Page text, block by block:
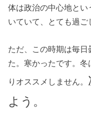
体は政治の中心地と
いていて、とても過ご
ただ、この時期は毎
た。寒かったです。冬
りオススメしません。
よう。